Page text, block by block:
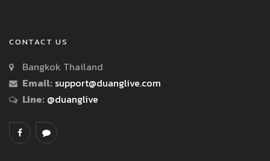
CONTACT US
Bangkok Thailand
Email: support@duanglive.com
Line: @duanglive